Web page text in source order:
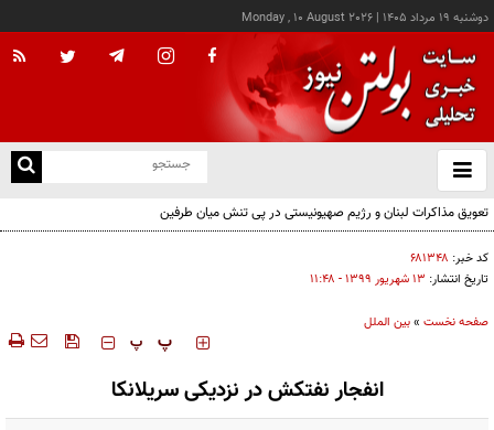
دوشنبه ۱۹ مرداد ۱۴۰۵ |
Monday , 10 August 2026
باز
و
تعویق مذاکرات لبنان و رژیم صهیونیستی در پی تنش میان طرفین
کد خبر: ۶۸۱۳۴۸
تاریخ انتشار: ۱۳ شهريور ۱۳۹۹ - ۱۱:۴۸
صفحه نخست »بین الملل
‍‍‍ پ پ
انفجار نفتکش در نزدیکی سریلانکا